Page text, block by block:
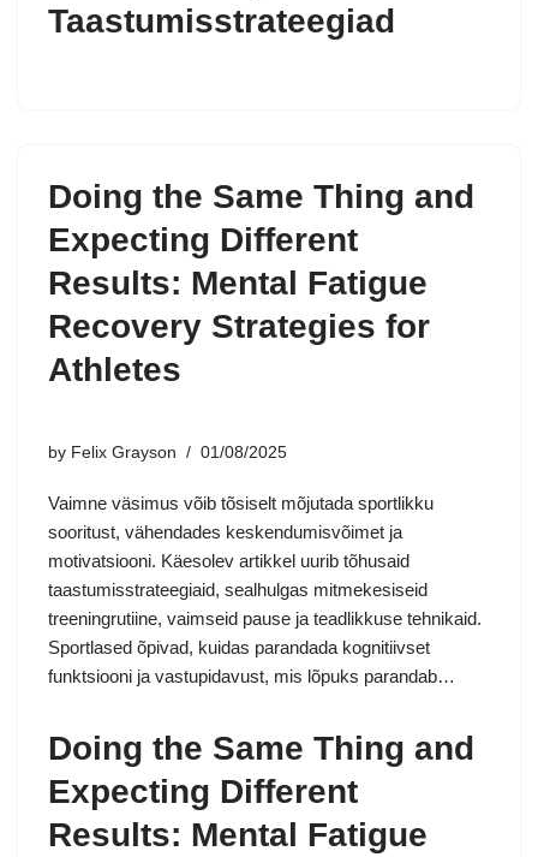
Taastumisstrateegiad
Doing the Same Thing and
Expecting Different
Results: Mental Fatigue
Recovery Strategies for
Athletes
by Felix Grayson 01/08/2025
Vaimne väsimus võib tõsiselt mõjutada sportlikku
sooritust, vähendades keskendumisvõimet ja
motivatsiooni. Käesolev artikkel uurib tõhusaid
taastumisstrateegiaid, sealhulgas mitmekesiseid
treeningrutiine, vaimseid pause ja teadlikkuse tehnikaid.
Sportlased õpivad, kuidas parandada kognitiivset
funktsiooni ja vastupidavust, mis lõpuks parandab…
Doing the Same Thing and
Expecting Different
Results: Mental Fatigue